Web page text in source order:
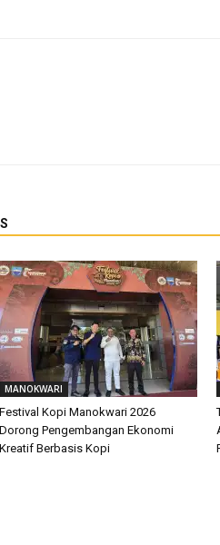
MANOKWARI
Festival Kopi Manokwari 2026
Dorong Pengembangan Ekonomi
Kreatif Berbasis Kopi